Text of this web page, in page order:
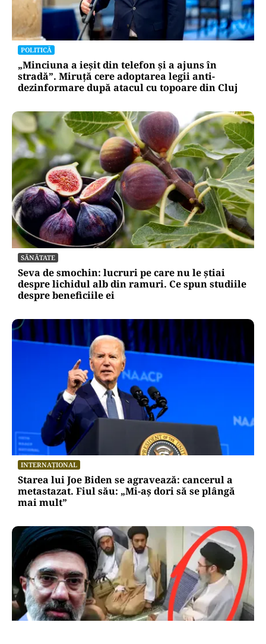
POLITICĂ
„Minciuna a ieșit din telefon și a ajuns în
stradă”. Miruță cere adoptarea legii anti-
dezinformare după atacul cu topoare din Cluj
SĂNĂTATE
Seva de smochin: lucruri pe care nu le știai
despre lichidul alb din ramuri. Ce spun studiile
despre beneficiile ei
INTERNAȚIONAL
Starea lui Joe Biden se agravează: cancerul a
metastazat. Fiul său: „Mi-aș dori să se plângă
mai mult”